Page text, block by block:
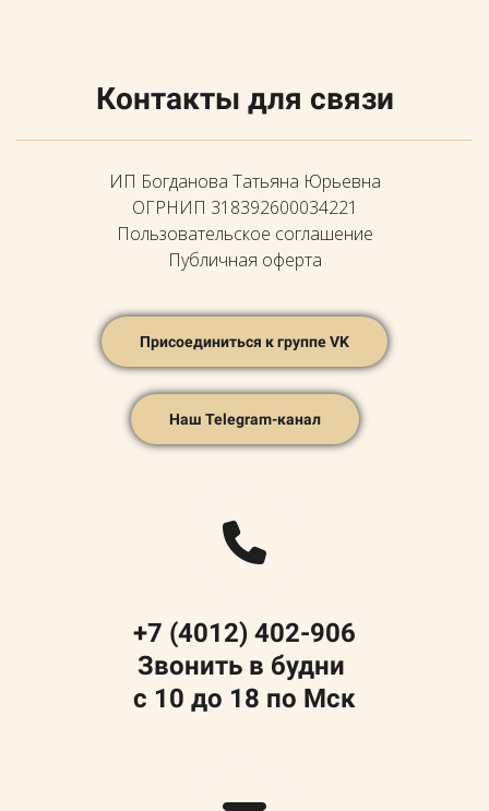
Контакты для связи
ИП Богданова Татьяна Юрьевна
ОГРНИП 318392600034221
Пользовательское соглашение
Публичная оферта
Присоединиться к группе VK
Наш Telegram-канал
+7 (4012) 402-906
Звонить в будни
с 10 до 18 по Мск